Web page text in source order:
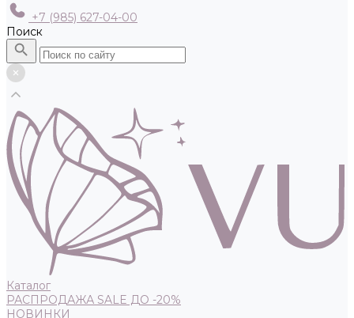
+7 (985) 627-04-00
Поиск
Каталог
РАСПРОДАЖА SALE ДО -20%
НОВИНКИ